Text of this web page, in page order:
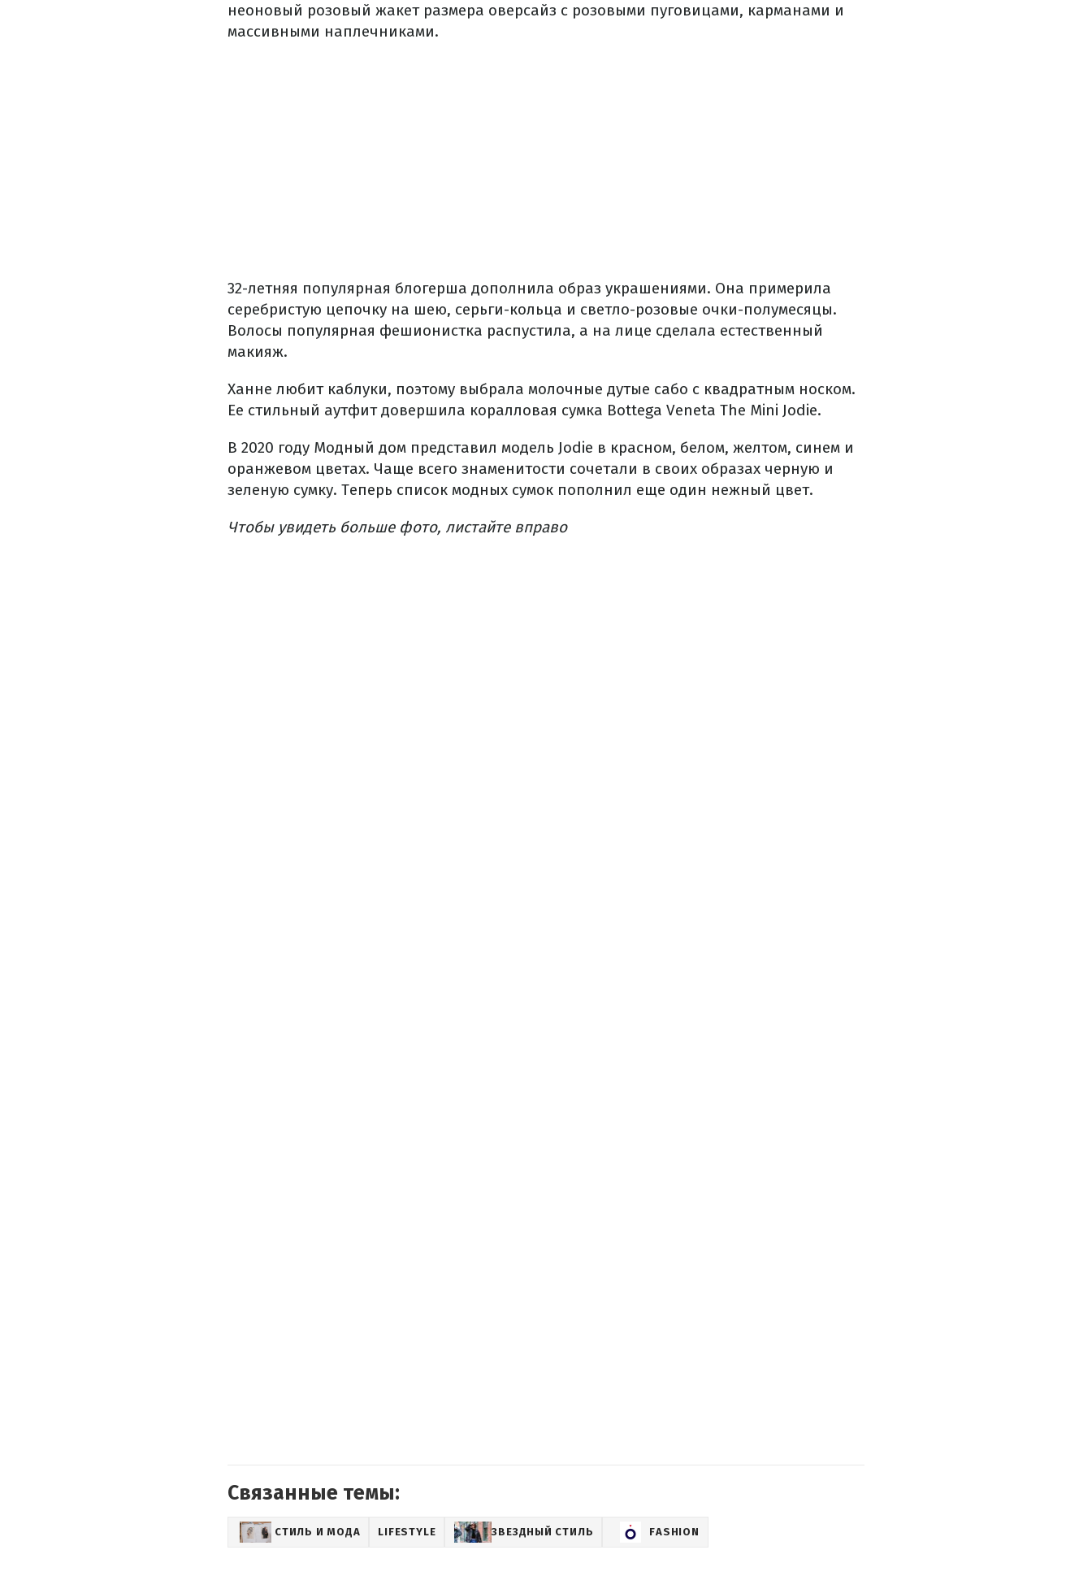
неоновый розовый жакет размера оверсайз с розовыми пуговицами, карманами и
массивными наплечниками.
32-летняя популярная блогерша дополнила образ украшениями. Она примерила
серебристую цепочку на шею, серьги-кольца и светло-розовые очки-полумесяцы.
Волосы популярная фешионистка распустила, а на лице сделала естественный
макияж.
Ханне любит каблуки, поэтому выбрала молочные дутые сабо с квадратным носком.
Ее стильный аутфит довершила коралловая сумка Bottega Veneta The Mini Jodie.
В 2020 году Модный дом представил модель Jodie в красном, белом, желтом, синем и
оранжевом цветах. Чаще всего знаменитости сочетали в своих образах черную и
зеленую сумку. Теперь список модных сумок пополнил еще один нежный цвет.
Чтобы увидеть больше фото, листайте вправо
Связанные темы:
СТИЛЬ И МОДА LIFESTYLE ЗВЕЗДНЫЙ СТИЛЬ FASHION